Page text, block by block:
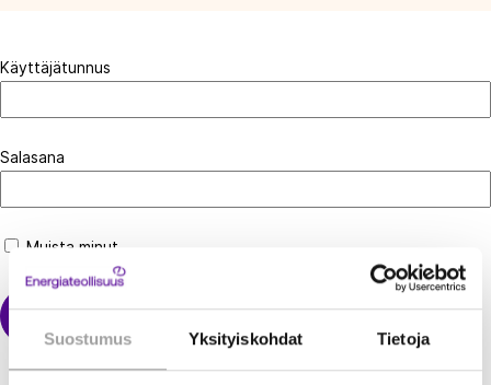
Suostumus Yksityiskohdat Tietoja
Käyttäjätunnus
Salasana
Muista minut